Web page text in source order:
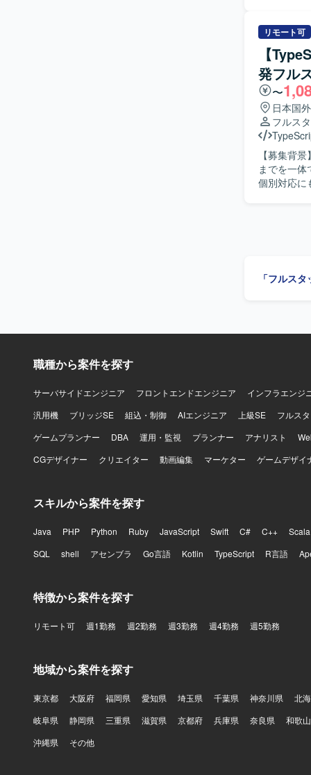
す。 CI/CD
はGitおよ
装を行っ
Dockerを
ケーショ
きます。 単
物像】 フ
る方を求
ける方を
り組んでいただける方
内向け
装、テス
モダンな
標準の整備な
リモート可
【
発フル
〜
日本国外
フルス
【募集背
までを一
個別対応に
環境で発
た開発品質
を求めてお
に参画して
せずプロ
き込みな
設的に議論
発生して
めに、開
Extension
「フルス
職種から案件を探す
サーバサイドエンジニア フロントエンドエンジニア
インフラエンジ
汎用機
ブリッジSE 組込・制御 AIエンジニア 上級SE
フルス
ゲームプランナー
DBA 運用・監視 プランナー アナリスト
CGデザイナー
クリエイター 動画編集 マーケター ゲームデザイ
スキルから案件を探す
Java PHP Python Ruby JavaScript Swift C# C++
Scala
SQL
shell アセンブラ Go言語 Kotlin TypeScript R言語
特徴から案件を探す
リモート可 週1勤務 週2勤務 週3勤務 週4勤務 週5勤務
地域から案件を探す
東京都 大阪府 福岡県 愛知県 埼玉県 千葉県 神奈川県
北
岐阜県
静岡県 三重県 滋賀県 京都府 兵庫県 奈良県
和歌
沖縄県
その他